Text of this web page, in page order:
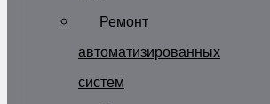
Ремонт
автоматизированных
систем